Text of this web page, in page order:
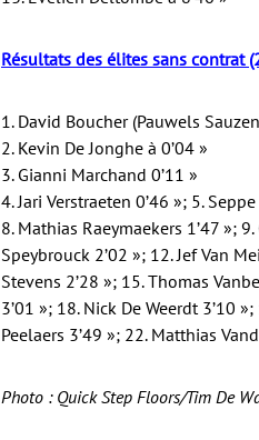
Résultats des élites sans contrat
1. David Boucher (Pauwels
2. Kevin De Jonghe à 0’04 »
3. Gianni Marchand 0’11 »
4. Jari Verstraeten 0’46 »; 5.
8. Mathias Raeymaekers 1’47 »;
Speybrouck 2’02 »; 12. Jef Van
Stevens 2’28 »; 15. Thomas
3’01 »; 18. Nick De Weerdt 3’10
Peelaers 3’49 »; 22. Matthias
Photo : Quick Step Floors/Tim De